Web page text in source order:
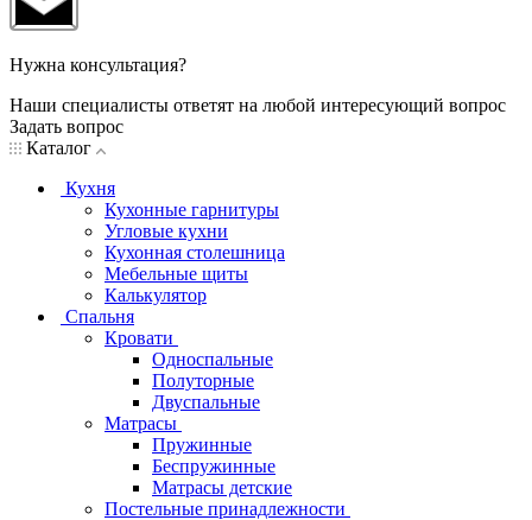
Нужна консультация?
Наши специалисты ответят на любой интересующий вопрос
Задать вопрос
Каталог
Кухня
Кухонные гарнитуры
Угловые кухни
Кухонная столешница
Мебельные щиты
Калькулятор
Спальня
Кровати
Односпальные
Полуторные
Двуспальные
Матрасы
Пружинные
Беспружинные
Матрасы детские
Постельные принадлежности